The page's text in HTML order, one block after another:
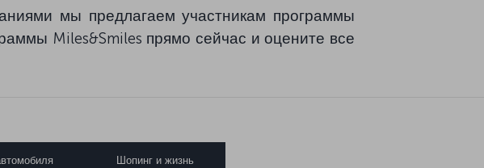
мы предлагаем участникам программы
Miles&Smiles прямо сейчас и оцените все
Шопинг и жизнь